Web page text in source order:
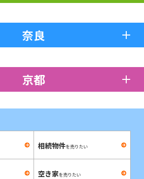
奈良
京都
相続物件を売りたい
空き家を売りたい